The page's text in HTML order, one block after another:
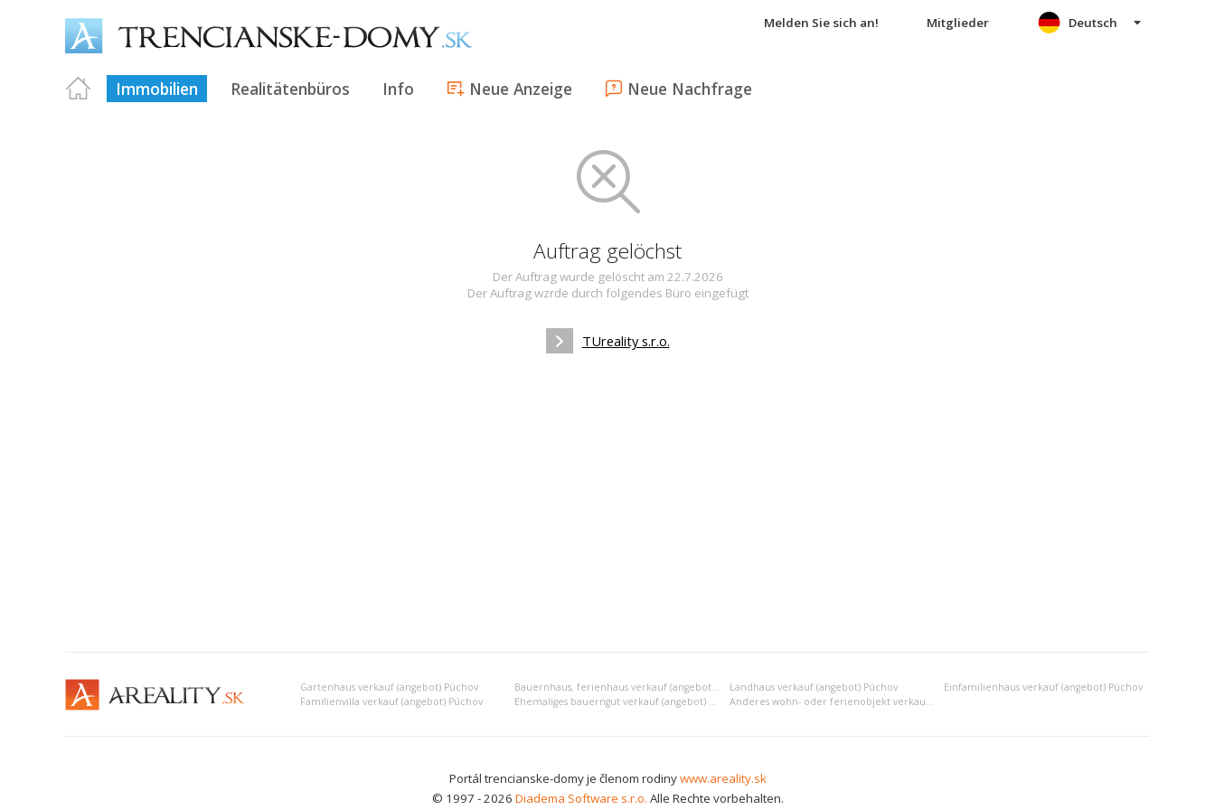
Melden Sie sich an! Mitglieder
Immobilien Realitätenbüros Info Neue Anzeige Neue Nachfrage
Deutsch
Auftrag gelöchst
Der Auftrag wurde gelöscht am 22.7.2026
Der Auftrag wzrde durch folgendes Büro eingefügt
TUreality s.r.o.
Gartenhaus verkauf (angebot) Púchov Bauernhaus, ferienhaus verkauf (angebot) Púchov Landhaus verkauf (angebot) Púchov
Einfamilienhaus verkauf (angebot) Púchov
Familienvilla verkauf (angebot) Púchov
Ehemaliges bauerngut verkauf (angebot) Púchov Anderes wohn- oder ferienobjekt verkauf (angebot) Púchov
Portál trencianske-domy je členom rodinywww.areality.sk
© 1997 - 2026 Diadema Software s.r.o. Alle Rechte vorbehalten.